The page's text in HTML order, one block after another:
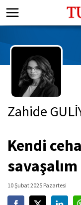
Zahide
Kendi
savaşalım
10 Şubat 2025 Pazartesi